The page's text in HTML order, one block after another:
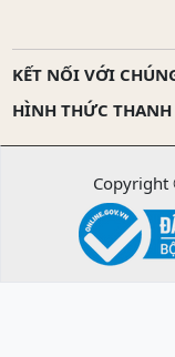
KẾT NỐI VỚI
HÌNH THỨC